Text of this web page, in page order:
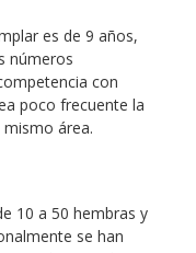
es de 9 años,
números
con
poco frecuente la
área.
10 a 50 hembras y
se han